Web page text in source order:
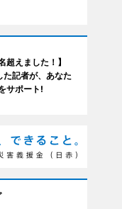
超えました！】
た記者が、あなた
サポート!